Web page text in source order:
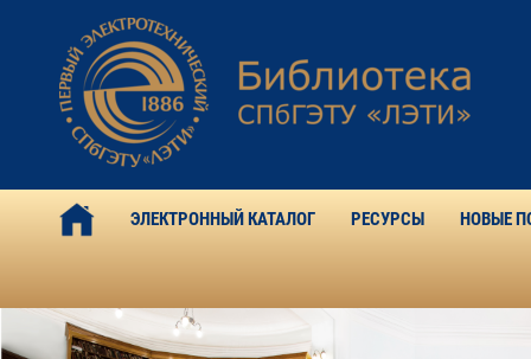
ЭЛЕКТРОННЫЙ КАТАЛОГ РЕСУРСЫ НОВЫЕ